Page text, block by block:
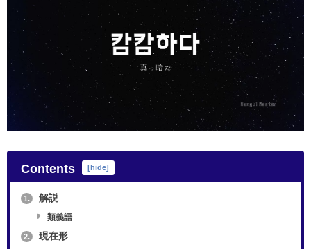
Contents [hide]
1. 解説
類義語
2. 現在形